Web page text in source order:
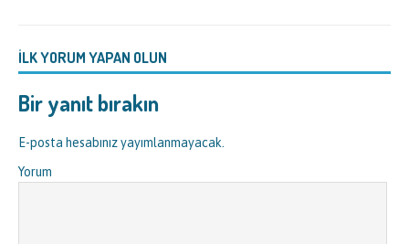
İLK YORUM YAPAN OLUN
Bir yanıt bırakın
E-posta hesabınız yayımlanmayacak.
Yorum